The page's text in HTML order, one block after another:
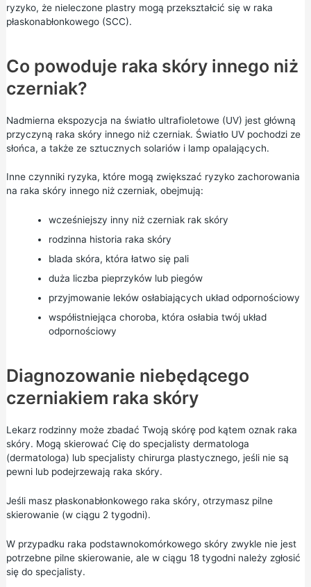
ryzyko, że nieleczone plastry mogą przekształcić się w raka
płaskonabłonkowego (SCC).
Co powoduje raka skóry innego niż
czerniak?
Nadmierna ekspozycja na światło ultrafioletowe (UV) jest główną
przyczyną raka skóry innego niż czerniak. Światło UV pochodzi ze
słońca, a także ze sztucznych solariów i lamp opalających.
Inne czynniki ryzyka, które mogą zwiększać ryzyko zachorowania
na raka skóry innego niż czerniak, obejmują:
wcześniejszy inny niż czerniak rak skóry
rodzinna historia raka skóry
blada skóra, która łatwo się pali
duża liczba pieprzyków lub piegów
przyjmowanie leków osłabiających układ odpornościowy
współistniejąca choroba, która osłabia twój układ
odpornościowy
Diagnozowanie niebędącego
czerniakiem raka skóry
Lekarz rodzinny może zbadać Twoją skórę pod kątem oznak raka
skóry. Mogą skierować Cię do specjalisty dermatologa
(dermatologa) lub specjalisty chirurga plastycznego, jeśli nie są
pewni lub podejrzewają raka skóry.
Jeśli masz płaskonabłonkowego raka skóry, otrzymasz pilne
skierowanie (w ciągu 2 tygodni).
W przypadku raka podstawnokomórkowego skóry zwykle nie jest
potrzebne pilne skierowanie, ale w ciągu 18 tygodni należy zgłosić
się do specjalisty.